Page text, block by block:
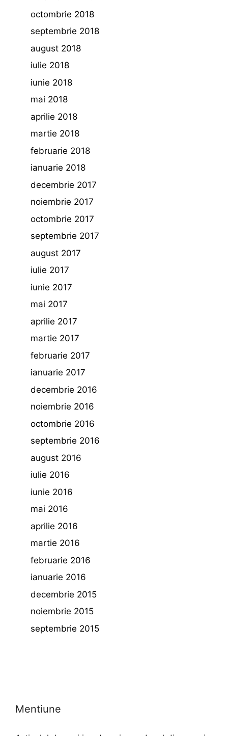
octombrie 2018
septembrie 2018
august 2018
iulie 2018
iunie 2018
mai 2018
aprilie 2018
martie 2018
februarie 2018
ianuarie 2018
decembrie 2017
noiembrie 2017
octombrie 2017
septembrie 2017
august 2017
iulie 2017
iunie 2017
mai 2017
aprilie 2017
martie 2017
februarie 2017
ianuarie 2017
decembrie 2016
noiembrie 2016
octombrie 2016
septembrie 2016
august 2016
iulie 2016
iunie 2016
mai 2016
aprilie 2016
martie 2016
februarie 2016
ianuarie 2016
decembrie 2015
noiembrie 2015
septembrie 2015
Mentiune